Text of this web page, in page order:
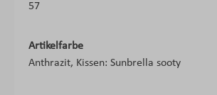
57
Artikelfarbe
Anthrazit, Kissen: Sunbrella sooty